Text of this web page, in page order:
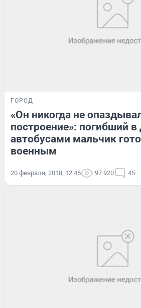
ГОРОД
«Он никогда не
построение»: погибший
автобусами мальчик
военным
20 февраля, 2018, 12:45 97 920 45